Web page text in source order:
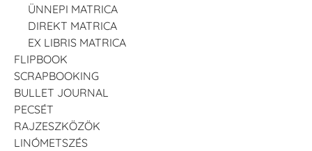
ÜNNEPI MATRICA
DIREKT MATRICA
EX LIBRIS MATRICA
FLIPBOOK
SCRAPBOOKING
BULLET JOURNAL
PECSÉT
RAJZESZKÖZÖK
LINÓMETSZÉS